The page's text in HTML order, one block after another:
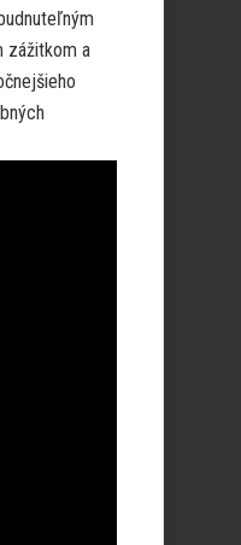
zážitkom a